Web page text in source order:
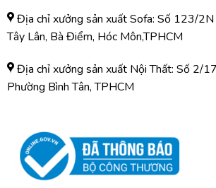
Địa chỉ xưởng sản xuất Sofa: Số 123/2N
Tây Lân, Bà Điểm, Hóc Môn,TPHCM
Địa chỉ xưởng sản xuất Nội Thất: Số 2/
Phường Bình Tân, TPHCM